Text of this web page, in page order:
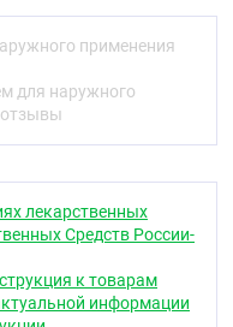
не
легко
обеспечивает
поддающиеся
терапии, экзема
контактный
применения
для наружного
отзывы
лекарственных
Средств России-
к товарам
информации